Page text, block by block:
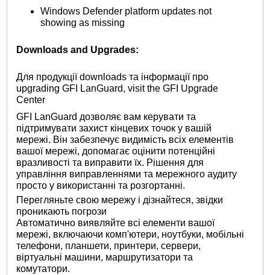
Windows Defender platform updates not
showing as missing
Downloads and Upgrades:
Для продукції downloads та інформації про
upgrading GFI LanGuard, visit the GFI Upgrade
Center
GFI LanGuard дозволяє вам керувати та
підтримувати захист кінцевих точок у вашій
мережі. Він забезпечує видимість всіх елементів
вашої мережі, допомагає оцінити потенційні
вразливості та виправити їх. Рішення для
управління виправленнями та мережного аудиту
просто у використанні та розгортанні.
Перегляньте свою мережу і дізнайтеся, звідки
проникають погрози
Автоматично виявляйте всі елементи вашої
мережі, включаючи комп'ютери, ноутбуки, мобільні
телефони, планшети, принтери, сервери,
віртуальні машини, маршрутизатори та
комутатори.